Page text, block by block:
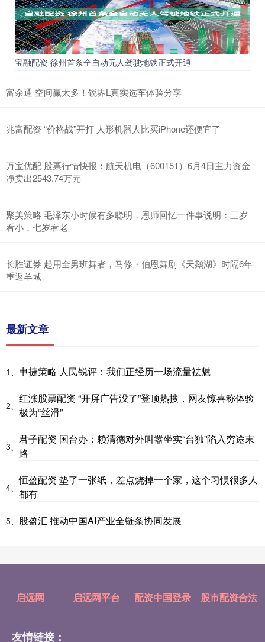
宝融配资 徐州首条全自动无人驾驶地铁正式开通
富余通 空间赢太多！锐界L真实选车体验分享
兆富配资 “价格战”开打 人形机器人比买iPhone还便宜了
万宝优配 股票行情快报：航天机电（600151）6月4日主力资金
净卖出2543.74万元
聚美策略 毛泽东小时候有多聪明，恩师回忆一件事说明：三岁
看小，七岁看老
长胜证券 起用全男班舞者，马修・伯恩舞剧《天鹅湖》时隔6年
重返羊城
最新文章
1、 申捷策略 人民锐评：我们正经历一场流量祛魅
2、
红涨股票配资 “开屏广告没了”登顶热搜，网友惊喜称体验
极为“丝滑”
3、
君子配资 国台办：赖清德对外叫嚣坐实“台独”陷入穷途末
路
4、
恒盈配资 垫了一张纸，差点烧掉一个家，这个习惯很多人
都有
5、 股盈汇 推动中国AI产业全链条协同发展
启远网 启远网平台 配资中国登录 股市配资合法
友情链接：